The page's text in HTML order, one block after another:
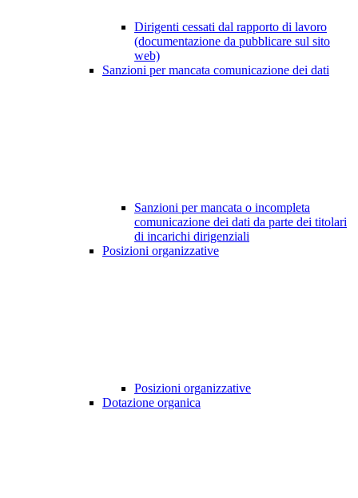
Dirigenti cessati dal rapporto di lavoro
(documentazione da pubblicare sul sito
web)
Sanzioni per mancata comunicazione dei dati
Sanzioni per mancata o incompleta
comunicazione dei dati da parte dei titolari
di incarichi dirigenziali
Posizioni organizzative
Posizioni organizzative
Dotazione organica